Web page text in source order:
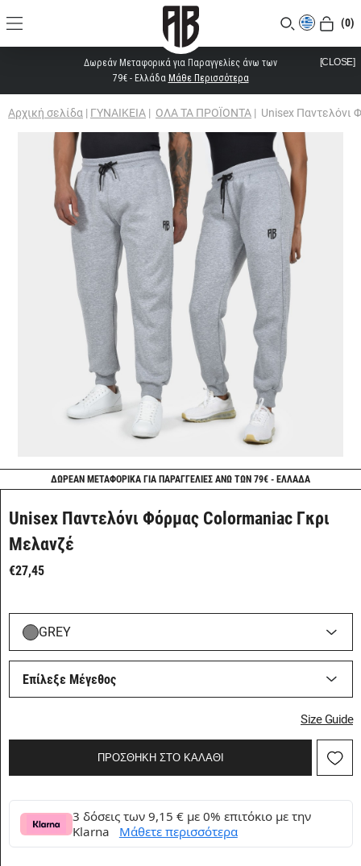
(0)
Δωρεάν Μεταφορικά για Παραγγελίες άνω των
79€ - Ελλάδα Μάθε Περισσότερα
[CLOSE]
Αρχική σελίδα | ΓΥΝΑΙΚΕΙΑ | ΟΛΑ ΤΑ ΠΡΟΪΟΝΤΑ | Unisex Παντελόνι
ΔΩΡΕΑΝ ΜΕΤΑΦΟΡΙΚΑ ΓΙΑ ΠΑΡΑΓΓΕΛΙΕΣ ΑΝΩ ΤΩΝ 79€ - ΕΛΛΑΔΑ
Unisex Παντελόνι Φόρμας Colormaniac Γκρι
Μελανζέ
€27,45
GREY
Επίλεξε Μέγεθος
Size Guide
ΠΡΟΣΘΗΚΗ ΣΤΟ ΚΑΛΑΘΙ
3 δόσεις των 9,15 € με 0% επιτόκιο με την
Klarna
Μάθετε περισσότερα